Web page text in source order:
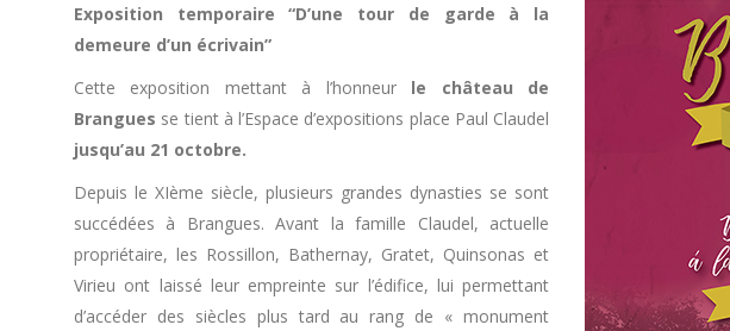
Exposition temporaire “D’une tour de garde à la
demeure d’un écrivain”
Cette exposition mettant à l’honneur le château de
Brangues se tient à l’Espace d’expositions place Paul Claudel
jusqu’au 21 octobre.
Depuis le XIème siècle, plusieurs grandes dynasties se sont
succédées à Brangues. Avant la famille Claudel, actuelle
propriétaire, les Rossillon, Bathernay, Gratet, Quinsonas et
Virieu ont laissé leur empreinte sur l’édifice, lui permettant
d’accéder des siècles plus tard au rang de « monument